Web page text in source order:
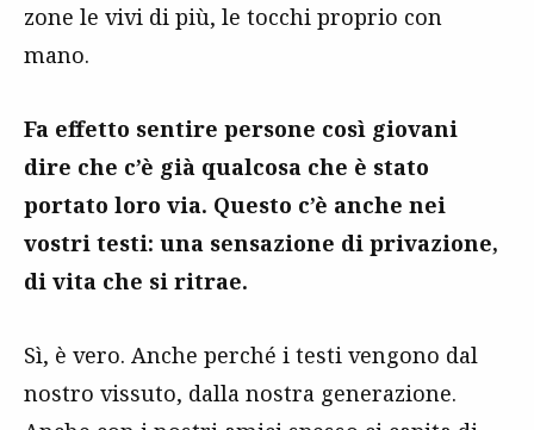
zone le vivi di più, le tocchi proprio con
mano.
Fa effetto sentire persone così giovani
dire che c’è già qualcosa che è stato
portato loro via. Questo c’è anche nei
vostri testi: una sensazione di privazione,
di vita che si ritrae.
Sì, è vero. Anche perché i testi vengono dal
nostro vissuto, dalla nostra generazione.